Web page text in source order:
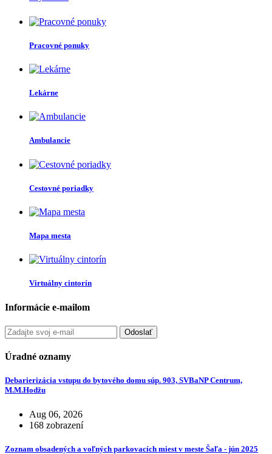
Pracovné ponuky
Lekárne
Ambulancie
Cestovné poriadky
Mapa mesta
Virtuálny cintorín
Informácie e-mailom
Odoslať
Úradné oznamy
Debarierizácia vstupu do bytového domu súp. 903, SVBaNP Centrum,
M.M.Hodžu
Aug 06, 2026
168 zobrazení
Zoznam obsadených a voľných parkovacích miest v meste Šaľa - jún 2025